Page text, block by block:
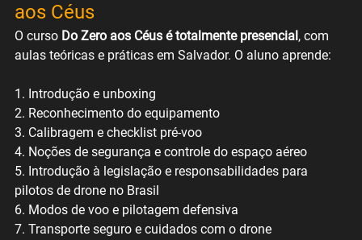
aos Céus
O curso Do Zero aos Céus é totalmente presencial , com
aulas teóricas e práticas em Salvador. O aluno aprende:
1. Introdução e unboxing
2. Reconhecimento do equipamento
3. Calibragem e checklist pré-voo
4. Noções de segurança e controle do espaço aéreo
5. Introdução à legislação e responsabilidades para
pilotos de drone no Brasil
6. Modos de voo e pilotagem defensiva
7. Transporte seguro e cuidados com o drone